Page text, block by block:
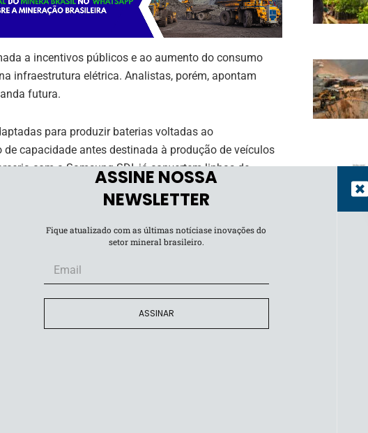
a incentivos públicos e ao aumento do consumo
infraestrutura elétrica. Analistas, porém, apontam
futura.
para produzir baterias voltadas ao
capacidade antes destinada à produção de veículos
com a Samsung SDI, já convertem linhas de
revelado pelo
Financial Times . A expansão de data
contínuo de energia, impulsiona a mudança.
para montadoras e fabricantes de baterias, que
energética.
de energia
e compensam a variação de fontes renováveis
nos setores de energia e clima,
ASSINE NOSSA
NEWSLETTER
Fique atualizado com as últimas notíciase inovações do
setor mineral brasileiro.
ASSINAR